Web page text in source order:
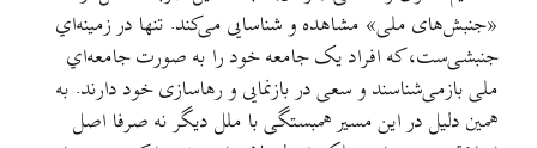
«جنبش‌های ملی» مشاهده و شناسایی می‌کند. تنها در زمینه‌اي
جنبشی‌ست، که افراد یک جامعه خود را به صورت جامعه‌اي
ملی بازمی‌شناسند و سعی در بازنمایی و رهاسازی خود دارند. به
همین دلیل در این مسیر همبستگی با ملل دیگر نه صرفا اصل